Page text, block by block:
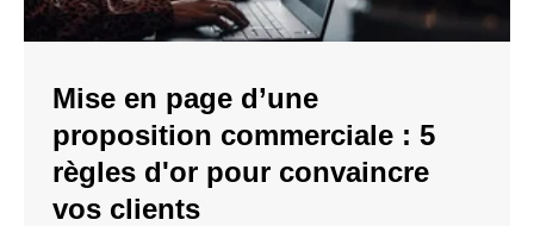
Mise en page d’une
proposition commerciale : 5
règles d'or pour convaincre
vos clients